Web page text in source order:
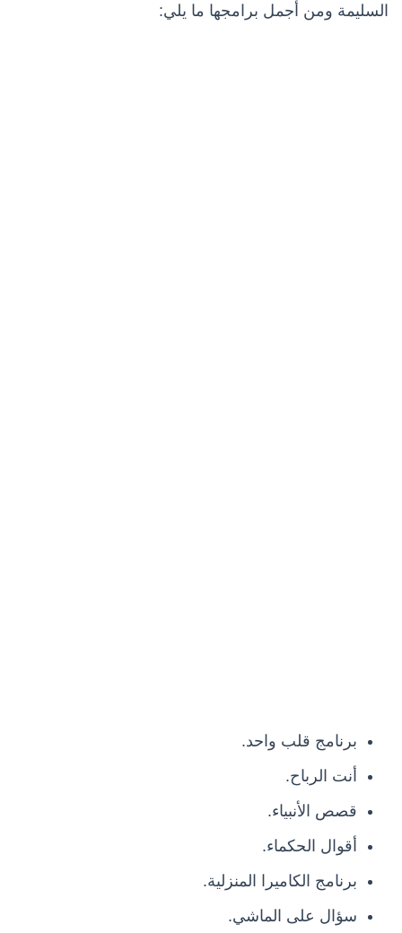
السليمة ومن أجمل برامجها ما يلي:
برنامج قلب واحد.
أنت الرباح.
قصص الأنبياء.
أقوال الحكماء.
برنامج الكاميرا المنزلية.
سؤال على الماشي.